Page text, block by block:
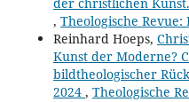
, Theologische Revue:
Reinhard Hoeps,
Kunst der Moderne?
bildtheologischer
2024 , Theologische